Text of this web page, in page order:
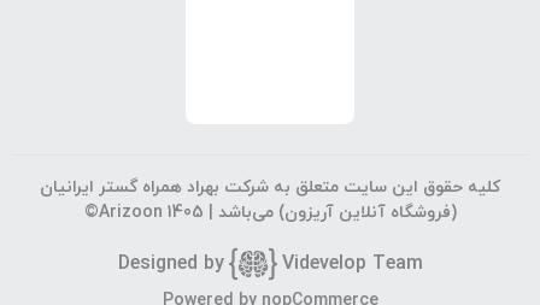
کلیه حقوق این سایت متعلق به شرکت بهراد همراه گستر ایرانیان
(فروشگاه آنلاین آریزون) می‌باشد | ©Arizoon 1405
Designed by Videvelop Team